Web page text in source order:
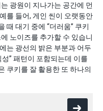
광원이 지나가는 공간에 먼
를 들어, 게인 씬이 오랫동안
때 대기 중에 “더러움” 쿠키
노이즈를 추가할 수 있습니
는 광선의 밝은 부분과 어두
” 패턴이 포함되는데 이를
쿠키를 잘 활용한 또 하나의